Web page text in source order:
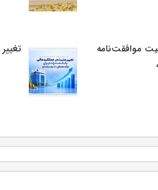
موافقت‌نامه